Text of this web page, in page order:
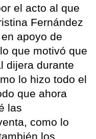
el acto al que
Fernández
apoyo de
que motivó que
dijera durante
lo hizo todo el
que ahora
las
como lo
los